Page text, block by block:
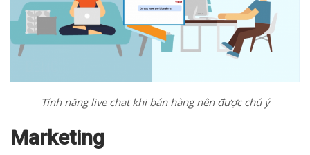
Tính năng live chat khi bán hàng nên được chú ý
Marketing